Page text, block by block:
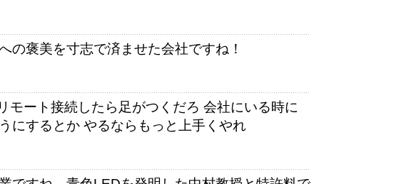
の褒美を寸志で済ませた会社ですね！
モート接続したら足がつくだろ 会社にいる時に
にするとか やるならもっと上手くやれ